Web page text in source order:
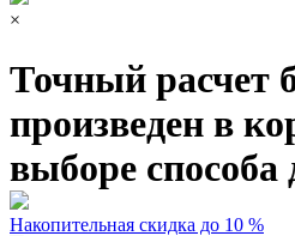
×
Точный расчет
произведен в
выборе способа
Накопительная скидка до 10 %